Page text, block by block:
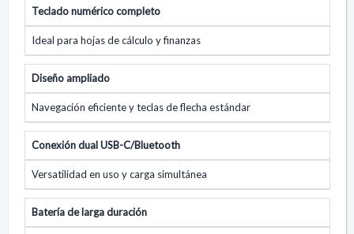
Teclado numérico completo
Ideal para hojas de cálculo y finanzas
Diseño ampliado
Navegación eficiente y teclas de flecha estándar
Conexión dual USB-C/Bluetooth
Versatilidad en uso y carga simultánea
Batería de larga duración